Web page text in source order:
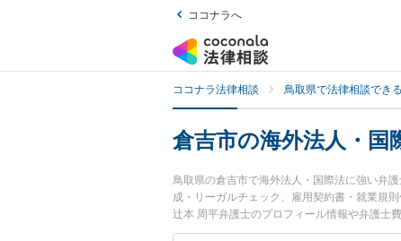
ココナラへ
ココナラ法律相談 鳥取県で法律相談でき
倉吉市の海外法人・国
鳥取県の倉吉市で海外法人・国際法に強い弁
成・リーガルチェック、雇用契約書・就業規
辻本 周平弁護士のプロフィール情報や弁護士
い』『海外法人・国際法のトラブル解決の実